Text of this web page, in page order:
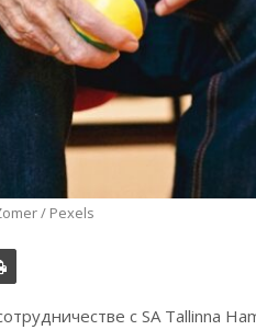
/ Pexels
с SA Tallinna